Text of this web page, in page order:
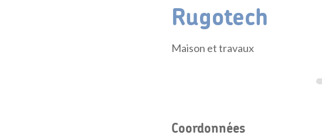
Rugotech
Maison et travaux
Coordonnées